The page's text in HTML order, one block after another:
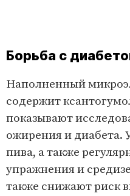
Борьба с
Наполненный
содержит
показывают
ожирения и диабета.
пива, а также
упражнения и
также снижают риск